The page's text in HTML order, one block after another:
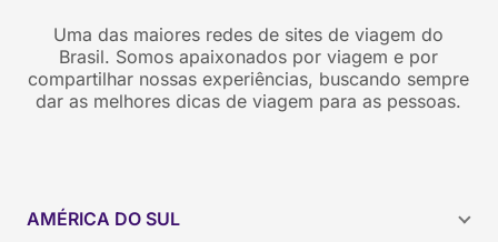
Uma das maiores redes de sites de viagem do
Brasil. Somos apaixonados por viagem e por
compartilhar nossas experiências, buscando sempre
dar as melhores dicas de viagem para as pessoas.
AMÉRICA DO SUL